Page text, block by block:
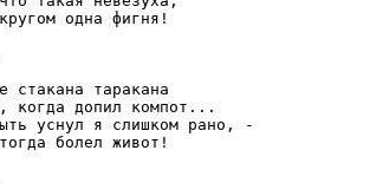
одна фигня!
стакана таракана
когда допил компот...
уснул я слишком рано, -
болел живот!